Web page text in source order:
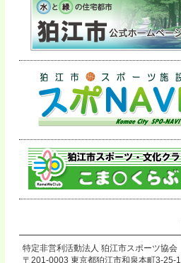
特定非営利活動法人 狛江市スポーツ協会
〒201-0003 東京都狛江市和泉本町3-25-1